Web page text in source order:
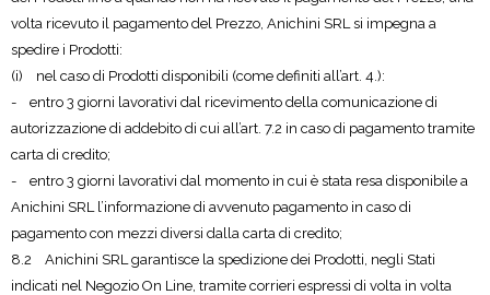
volta ricevuto il pagamento del Prezzo, Anichini SRL si impegna a
spedire i Prodotti:
(i) nel caso di Prodotti disponibili (come definiti all’art. 4.):
- entro 3 giorni lavorativi dal ricevimento della comunicazione di
autorizzazione di addebito di cui all’art. 7.2 in caso di pagamento tramite
carta di credito;
- entro 3 giorni lavorativi dal momento in cui è stata resa disponibile a
Anichini SRL l’informazione di avvenuto pagamento in caso di
pagamento con mezzi diversi dalla carta di credito;
8.2 Anichini SRL garantisce la spedizione dei Prodotti, negli Stati
indicati nel Negozio On Line, tramite corrieri espressi di volta in volta